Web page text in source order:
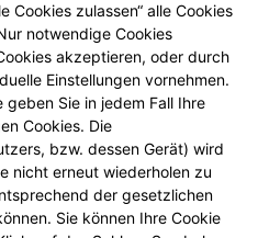
vor einer
teil.
des
Straßburger Straße 8,
www.verbraucher-
Cookies zulassen“ alle Cookies
notwendige Cookies
akzeptieren, oder durch
Einstellungen vornehmen.
Sie in jedem Fall Ihre
Cookies. Die
bzw. dessen Gerät) wird
nicht erneut wiederholen zu
der gesetzlichen
Sie können Ihre Cookie